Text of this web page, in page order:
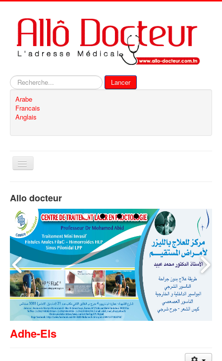
Rechercher
Lancer
Arabe
Francais
Anglais
Basculer
Contact
Allo docteur
Adhe-Els